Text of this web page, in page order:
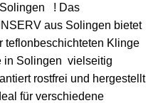
Solingen ! Das
aus Solingen bietet
teflonbeschichteten Klinge
in Solingen vielseitig
rostfrei und hergestellt
für verschiedene